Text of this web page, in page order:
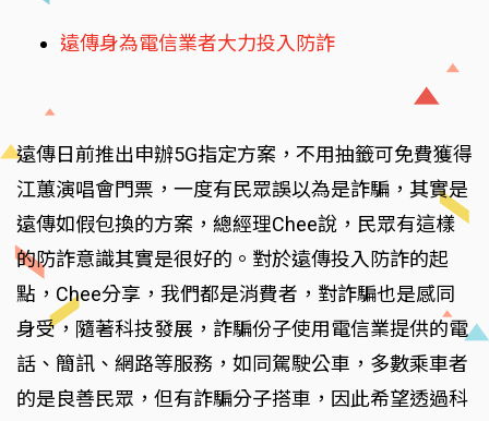
遠傳身為電信業者大力投入防詐
遠傳日前推出申辦5G指定方案，不用抽籤可免費獲得
江蕙演唱會門票，一度有民眾誤以為是詐騙，其實是
遠傳如假包換的方案，總經理Chee說，民眾有這樣
的防詐意識其實是很好的。對於遠傳投入防詐的起
點，Chee分享，我們都是消費者，對詐騙也是感同
身受，隨著科技發展，詐騙份子使用電信業提供的電
話、簡訊、網路等服務，如同駕駛公車，多數乘車者
的是良善民眾，但有詐騙分子搭車，因此希望透過科